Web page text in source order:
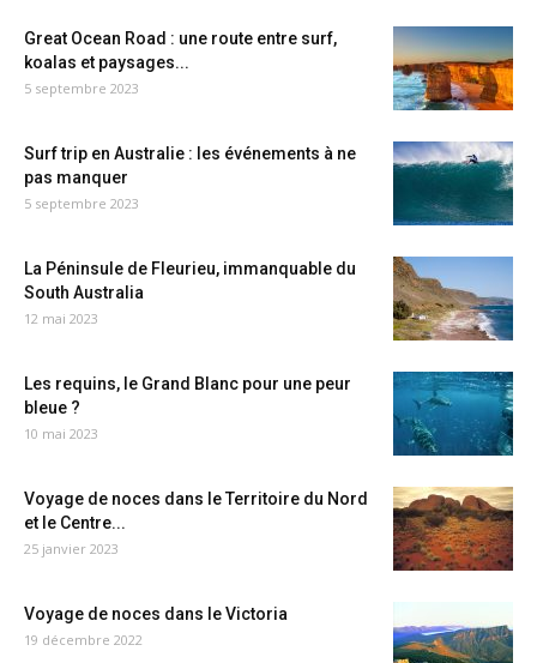
Great Ocean Road : une route entre surf,
koalas et paysages...
5 septembre 2023
Surf trip en Australie : les événements à ne
pas manquer
5 septembre 2023
La Péninsule de Fleurieu, immanquable du
South Australia
12 mai 2023
Les requins, le Grand Blanc pour une peur
bleue ?
10 mai 2023
Voyage de noces dans le Territoire du Nord
et le Centre...
25 janvier 2023
Voyage de noces dans le Victoria
19 décembre 2022